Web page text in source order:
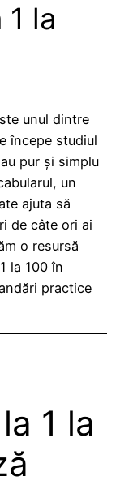
la
unul dintre
începe studiul
pur și simplu
un
ajuta să
de câte ori ai
o resursă
la 100 în
practice
1 la